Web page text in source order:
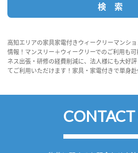
高知エリアの家具家電付きウィークリーマンシ
情報！マンスリー＋ウィークリーでのご利用も
ネス出張・研修の経費削減に、法人様にも大好
てご利用いただけます！家具・家電付きで単身赴
CONTACT